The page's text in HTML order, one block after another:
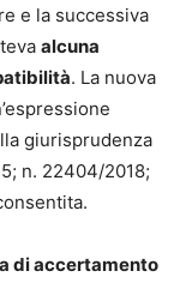
e la successiva
alcuna
. La nuova
giurisprudenza
n. 22404/2018;
di accertamento